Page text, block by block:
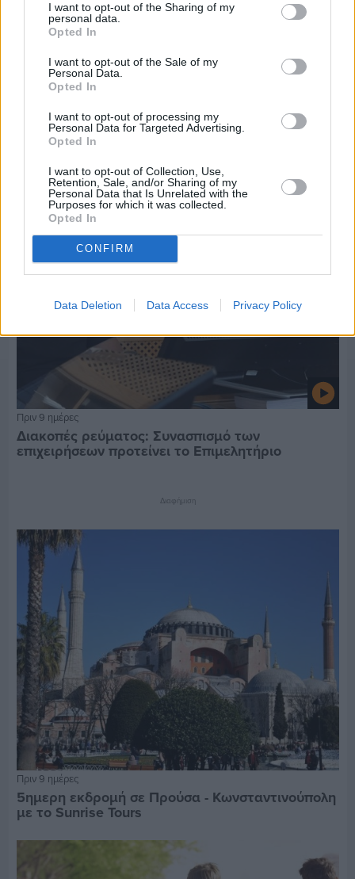
I want to opt-out of the Sharing of my
personal data.
Opted In
I want to opt-out of the Sale of my
Personal Data.
Opted In
I want to opt-out of processing my
Personal Data for Targeted Advertising.
Opted In
I want to opt-out of Collection, Use,
Retention, Sale, and/or Sharing of my
Personal Data that Is Unrelated with the
Purposes for which it was collected.
Opted In
CONFIRM
Data Deletion Data Access Privacy Policy
Εργασίες ασφαλτόστρωσης σε τρεις οδούς του
Βαρβασίου
Πριν 9 ημέρες
Διακοπές ρεύματος: Συνασπισμό των
επιχειρήσεων προτείνει το Επιμελητήριο
Διαφήμιση
Πριν 9 ημέρες
5ημερη εκδρομή σε Προύσα - Κωνσταντινούπολη
με το Sunrise Tours